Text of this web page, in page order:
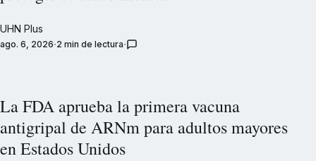
UHN Plus
ago. 6, 2026 2 min de lectura
La FDA aprueba la primera vacuna
antigripal de ARNm para adultos mayores
en Estados Unidos